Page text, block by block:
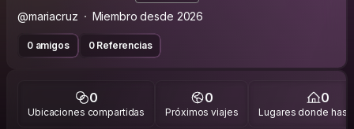
@mariacruz Miembro desde 2026
0 amigos 0 Referencias
0
Ubicaciones compartidas
0
Próximos viajes
0
Lugares donde has